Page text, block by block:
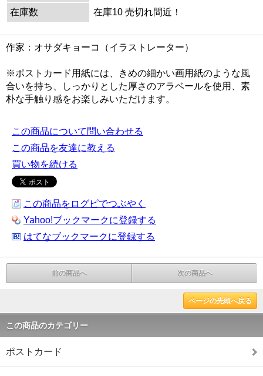
在庫数
在庫10 売切れ間近！
作家：オサダキョーコ（イラストレーター）
※ポストカード用紙には、きめの細かい画用紙のような風
合いを持ち、しっかりとした厚さのアラベールを使用、素
朴な手触り感をお楽しみいただけます。
この商品について問い合わせる
この商品を友達に教える
買い物を続ける
この商品をログピでつぶやく
Yahoo!ブックマークに登録する
はてなブックマークに登録する
前の商品へ 次の商品へ
ページの先頭へ戻る
この商品のカテゴリー
ポストカード